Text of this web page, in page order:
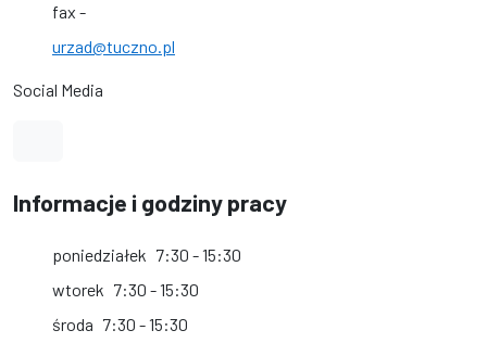
fax -
urzad@tuczno.pl
Social Media
Informacje i godziny pracy
poniedziałek 7:30 - 15:30
wtorek 7:30 - 15:30
środa 7:30 - 15:30